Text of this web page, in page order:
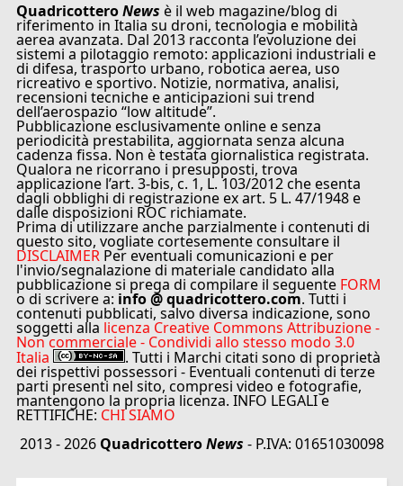
QuadricotteroNews è il web magazine/blog di
riferimento in Italia su droni, tecnologia e mobilità
aerea avanzata. Dal 2013 racconta l’evoluzione dei
sistemi a pilotaggio remoto: applicazioni industriali e
di difesa, trasporto urbano, robotica aerea, uso
ricreativo e sportivo. Notizie, normativa, analisi,
recensioni tecniche e anticipazioni sui trend
dell’aerospazio “low altitude”.
Pubblicazione esclusivamente online e senza
periodicità prestabilita, aggiornata senza alcuna
cadenza fissa. Non è testata giornalistica registrata.
Qualora ne ricorrano i presupposti, trova
applicazione l’art. 3-bis, c. 1, L. 103/2012 che esenta
dagli obblighi di registrazione ex art. 5 L. 47/1948 e
dalle disposizioni ROC richiamate.
Prima di utilizzare anche parzialmente i contenuti di
questo sito, vogliate cortesemente consultare il
DISCLAIMER Per eventuali comunicazioni e per
l'invio/segnalazione di materiale candidato alla
pubblicazione si prega di compilare il seguente FORM
o di scrivere a: info @ quadricottero.com. Tutti i
contenuti pubblicati, salvo diversa indicazione, sono
soggetti alla licenza Creative Commons Attribuzione -
Non commerciale - Condividi allo stesso modo 3.0
Italia . Tutti i Marchi citati sono di proprietà
dei rispettivi possessori - Eventuali contenuti di terze
parti presenti nel sito, compresi video e fotografie,
mantengono la propria licenza. INFO LEGALI e
RETTIFICHE: CHI SIAMO
2013 - 2026 QuadricotteroNews - P.IVA: 01651030098